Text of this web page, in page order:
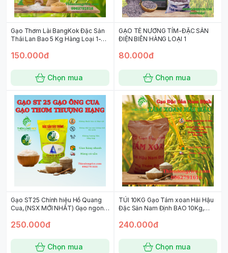
Gạo Thơm Lài BangKok Đặc Sản
Thái Lan Bao 5 Kg Hàng Loại 1-
Thiên Long Rice
150.000đ
Chọn mua
GẠO TẺ NƯƠNG TÍM-ĐẶC SẢN
ĐIỆN BIÊN HÀNG LOẠI 1
80.000đ
Chọn mua
Gạo ST25 Chính hiệu Hồ Quang
Cua, (NSX MỚI NHẤT) Gạo ngon
250.000đ
Chọn mua
TÚI 10KG Gạo Tám xoan Hải Hậu
Đặc Sản Nam Định BAO 10Kg,
240.000đ
Chọn mua